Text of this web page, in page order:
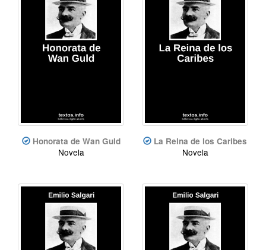
Honorata de Wan Guld
Novela
La Reina de los Caribes
Novela